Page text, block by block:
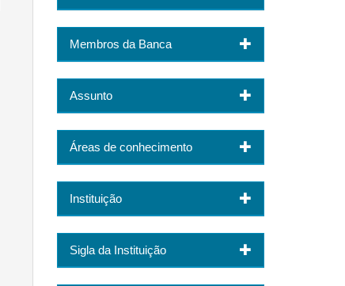
Membros da Banca
Assunto
Áreas de conhecimento
Instituição
Sigla da Instituição